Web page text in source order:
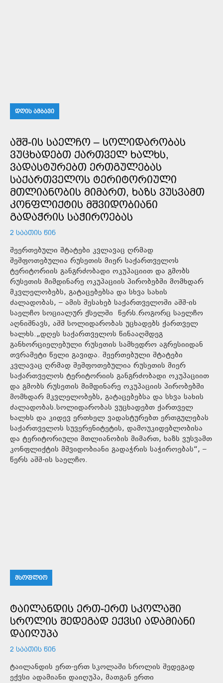
ᲓᲦᲘᲡ ᲐᲛᲑᲐᲕᲘ
ᲐᲨᲨ-ᲘᲡ ᲡᲐᲔᲚᲩᲝ – ᲡᲝᲚᲘᲓᲐᲠᲝᲑᲐᲡ
ᲕᲣᲪᲮᲐᲓᲔᲑᲗ ᲥᲐᲠᲗᲕᲔᲚ ᲮᲐᲚᲮᲡ,
ᲕᲐᲓᲐᲡᲢᲣᲠᲔᲑᲗ ᲔᲠᲗᲒᲣᲚᲔᲑᲐᲡ
ᲡᲐᲥᲐᲠᲗᲕᲔᲚᲝᲡ ᲢᲔᲠᲘᲢᲝᲠᲘᲣᲚᲘ
ᲛᲗᲚᲘᲐᲜᲝᲑᲘᲡ ᲛᲘᲛᲐᲠᲗ, ᲮᲐᲖᲡ ᲕᲣᲡᲕᲐᲛᲗ
ᲙᲝᲜᲤᲚᲘᲥᲢᲘᲡ ᲛᲨᲕᲘᲓᲝᲑᲘᲐᲜᲘ
ᲒᲐᲓᲐᲭᲠᲘᲡ ᲡᲐᲭᲘᲠᲝᲔᲑᲐᲡ
2 ᲡᲐᲐᲗᲘᲡ ᲬᲘᲜ
შეერთებული შტატები კვლავაც ღრმად
შეშფოთებულია რუსეთის მიერ საქართველოს
ტერიტორიის განგრძობადი ოკუპაციით და გმობს
რუსეთის მიმდინარე ოკუპაციის პირობებში მომხდარ
მკვლელობებს, გატაცებებსა და სხვა სახის
ძალადობას, – ამის შესახებ საქართველოში აშშ-ის
საელჩო სოციალურ ქსელში წერს.როგორც საელჩო
აღნიშნავს, აშშ სოლიდარობას უცხადებს ქართველ
ხალხს.„დღეს საქართველოს წინააღმდეგ
განხორციელებული რუსეთის სამხედრო აგრესიიდან
თვრამეტი წელი გავიდა. შეერთებული შტატები
კვლავაც ღრმად შეშფოთებულია რუსეთის მიერ
საქართველოს ტერიტორიის განგრძობადი ოკუპაციით
და გმობს რუსეთის მიმდინარე ოკუპაციის პირობებში
მომხდარ მკვლელობებს, გატაცებებსა და სხვა სახის
ძალადობას.სოლიდარობას ვუცხადებთ ქართველ
ხალხს და კიდევ ერთხელ ვადასტურებთ ერთგულებას
საქართველოს სუვერენიტეტის, დამოუკიდებლობისა
და ტერიტორიული მთლიანობის მიმართ, ხაზს ვუსვამთ
კონფლიქტის მშვიდობიანი გადაჭრის საჭიროებას“, –
წერს აშშ-ის საელჩო.
ᲛᲡᲝᲤᲚᲘᲝ
ᲢᲐᲘᲚᲐᲜᲓᲘᲡ ᲔᲠᲗ-ᲔᲠᲗ ᲡᲙᲝᲚᲐᲨᲘ
ᲡᲠᲝᲚᲘᲡ ᲨᲔᲓᲔᲒᲐᲓ ᲔᲥᲕᲡᲘ ᲐᲓᲐᲛᲘᲐᲜᲘ
ᲓᲐᲘᲦᲣᲞᲐ
2 ᲡᲐᲐᲗᲘᲡ ᲬᲘᲜ
ტაილანდის ერთ-ერთ სკოლაში სროლის შედეგად
ექვსი ადამიანი დაიღუპა, მათგან ერთი